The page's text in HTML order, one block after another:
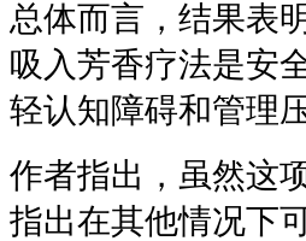
总体而言，结果表
吸入芳香疗法是安
轻认知障碍和管理
作者指出，虽然这
指出在其他情况下